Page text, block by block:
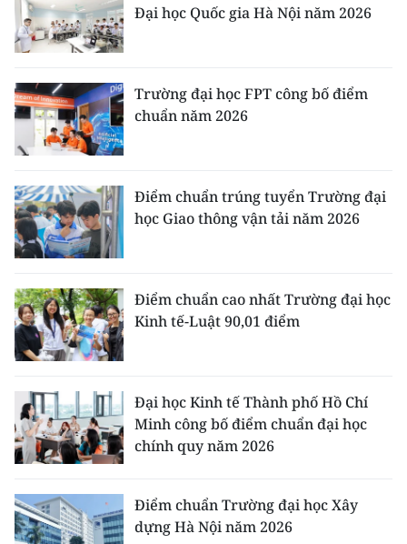
Đại học Quốc gia Hà Nội năm 2026
Trường đại học FPT công bố điểm
chuẩn năm 2026
Điểm chuẩn trúng tuyển Trường đại
học Giao thông vận tải năm 2026
Điểm chuẩn cao nhất Trường đại học
Kinh tế-Luật 90,01 điểm
Đại học Kinh tế Thành phố Hồ Chí
Minh công bố điểm chuẩn đại học
chính quy năm 2026
Điểm chuẩn Trường đại học Xây
dựng Hà Nội năm 2026